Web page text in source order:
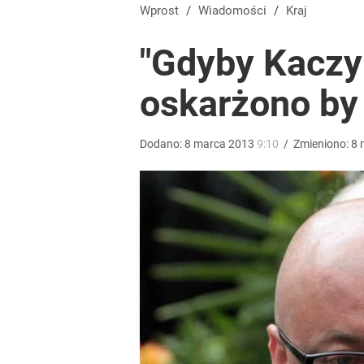
„Żyję z piętnem zabójcy”. Kierowca, który
Wrze po roku Nawrockiego. „Największa hańba”
Morawiecki powoła partię. Chce współpracy z
Wprost / Wiadomości / Kraj
"Gdyby
oskarżono
Dodano:8 marca 2013 9:10 / Zmieniono:8